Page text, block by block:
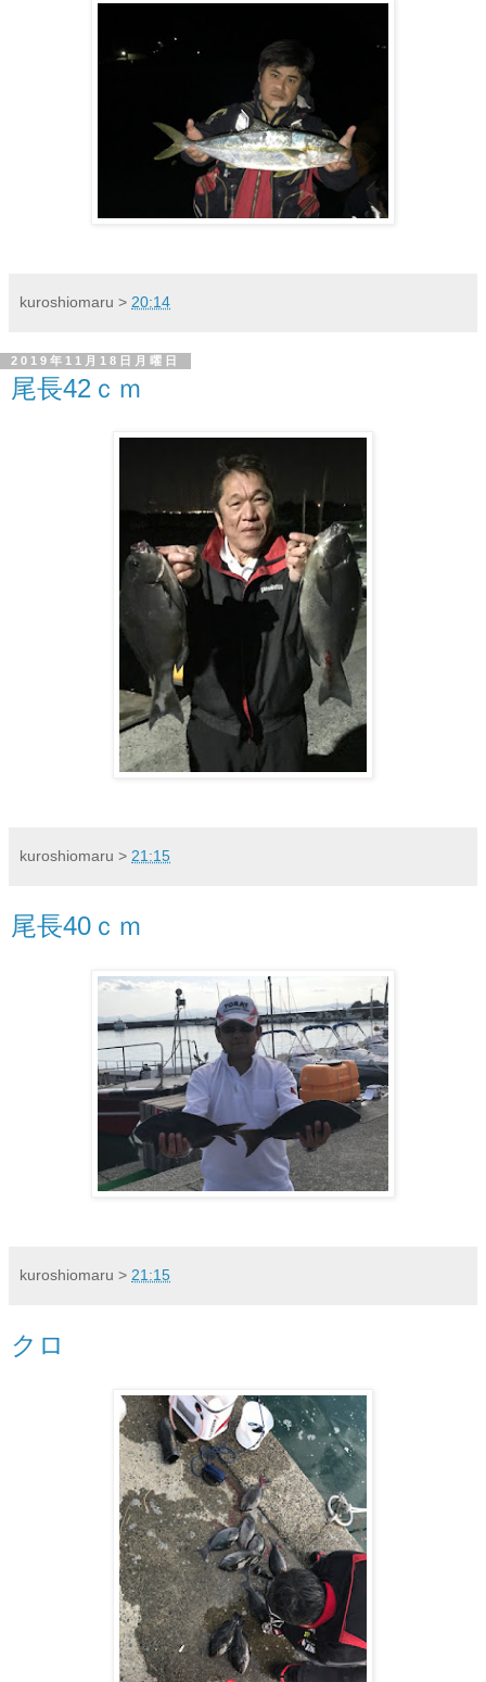
kuroshiomaru > 20:14
2019年11月18日月曜日
尾長42ｃｍ
kuroshiomaru > 21:15
尾長40ｃｍ
kuroshiomaru > 21:15
クロ